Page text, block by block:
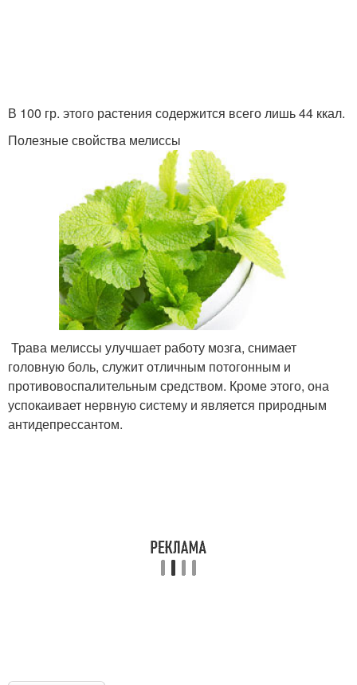
В 100 гр. этого растения содержится всего лишь 44 ккал.
Полезные свойства мелиссы
Трава мелиссы улучшает работу мозга, снимает
головную боль, служит отличным потогонным и
противовоспалительным средством. Кроме этого, она
успокаивает нервную систему и является природным
антидепрессантом.